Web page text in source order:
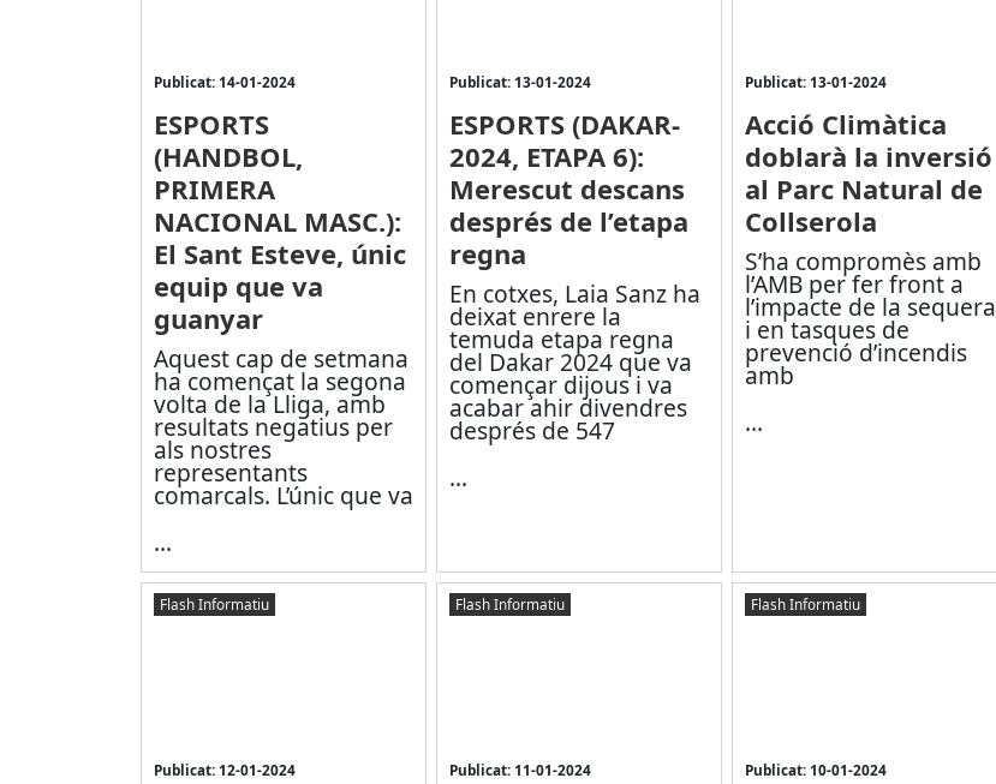
Publicat: 14-01-2024
ESPORTS
(HANDBOL,
PRIMERA
NACIONAL MASC.):
El Sant Esteve, únic
equip que va
guanyar
Aquest cap de setmana
ha començat la segona
volta de la Lliga, amb
resultats negatius per
als nostres
representants
comarcals. L’únic que va
...
Publicat: 13-01-2024
ESPORTS (DAKAR-
2024, ETAPA 6):
Merescut descans
després de l’etapa
regna
En cotxes, Laia Sanz ha
deixat enrere la
temuda etapa regna
del Dakar 2024 que va
començar dijous i va
acabar ahir divendres
després de 547
...
Publicat: 13-01-2024
Acció Climàtica
doblarà la inversió
al Parc Natural de
Collserola
S’ha compromès amb
l’AMB per fer front a
l’impacte de la sequera
i en tasques de
prevenció d’incendis
amb
...
Flash Informatiu
Publicat: 12-01-2024
Flash Informatiu
Publicat: 11-01-2024
Flash Informatiu
Publicat: 10-01-2024